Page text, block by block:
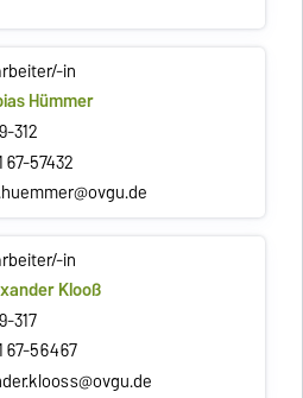
in
Hümmer
312
67-57432
in
Klooß
317
67-56467